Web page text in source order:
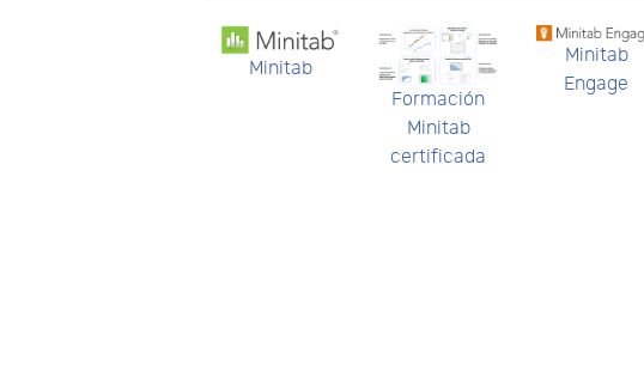
Minitab
Formación
Minitab
certificada
Minitab
Engage